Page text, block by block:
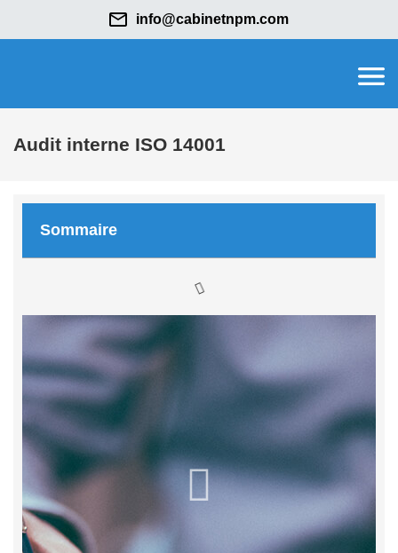
info@cabinetnpm.com
Audit interne ISO 14001
Sommaire